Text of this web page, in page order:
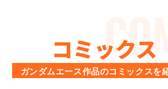
コミックス
ガンダムエース作品のコミックスを